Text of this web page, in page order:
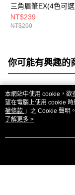
三角眉筆EX(4色可
NT$239
NT$290
你可能有興趣的
熱門標籤
本網站中使用 cookie，欲
望在電腦上使用 cookie
權條款 」之 Cookie 聲明
用條款之 Cookie 聲明使用
了解更多 >